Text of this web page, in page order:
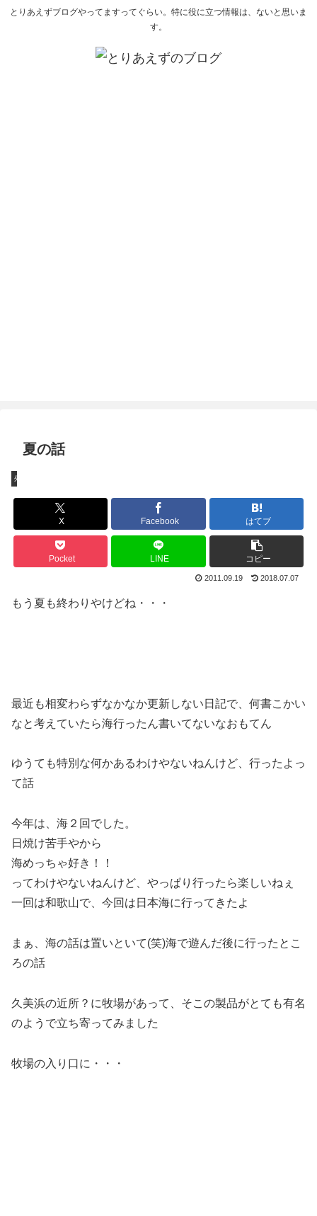
とりあえずブログやってますってぐらい。特に役に立つ情報は、ないと思いま
す。
夏の話
外出
X Facebook はてブ
Pocket LINE コピー
2011.09.19 2018.07.07
もう夏も終わりやけどね・・・
最近も相変わらずなかなか更新しない日記で、何書こかい
なと考えていたら海行ったん書いてないなおもてん
ゆうても特別な何かあるわけやないねんけど、行ったよっ
て話
今年は、海２回でした。
日焼け苦手やから
海めっちゃ好き！！
ってわけやないねんけど、やっぱり行ったら楽しいねぇ
一回は和歌山で、今回は日本海に行ってきたよ
まぁ、海の話は置いといて(笑)海で遊んだ後に行ったとこ
ろの話
久美浜の近所？に牧場があって、そこの製品がとても有名
のようで立ち寄ってみました
牧場の入り口に・・・